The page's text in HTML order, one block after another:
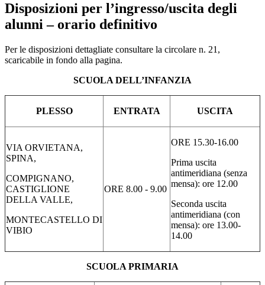
Disposizioni per l’ingresso/uscita degli
alunni – orario definitivo
Per le disposizioni dettagliate consultare la circolare n. 21,
scaricabile in fondo alla pagina.
SCUOLA DELL’INFANZIA
PLESSO ENTRATA USCITA
VIA ORVIETANA,
SPINA,
COMPIGNANO,
CASTIGLIONE
DELLA VALLE,
MONTECASTELLO DI
VIBIO
ORE 8.00 - 9.00
ORE 15.30-16.00
Prima uscita
antimeridiana (senza
mensa): ore 12.00
Seconda uscita
antimeridiana (con
mensa): ore 13.00-
14.00
SCUOLA PRIMARIA